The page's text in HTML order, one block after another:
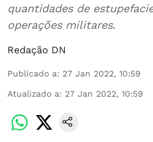
quantidades de
operações militares.
Redação DN
Publicado a: 27 Jan 2022, 10:59
Atualizado a: 27 Jan 2022, 10:59